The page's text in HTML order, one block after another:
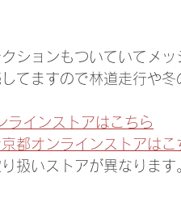
ションもついていてメ
てますので林道走行や
ラインストアはこちら
都オンラインストアはこ
扱いストアが異なります